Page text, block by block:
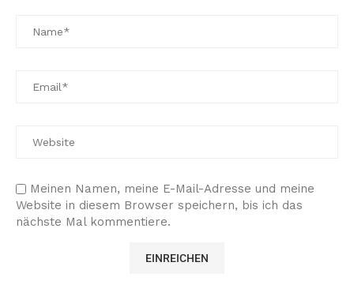
Meinen Namen, meine E-Mail-Adresse und meine
Website in diesem Browser speichern, bis ich das
nächste Mal kommentiere.